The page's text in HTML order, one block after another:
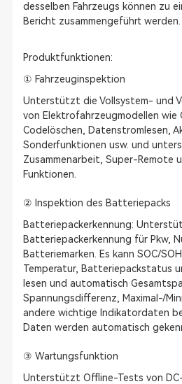
desselben Fahrzeugs können zu
Bericht zusammengeführt werden.
Produktfunktionen:
① Fahrzeuginspektion
Unterstützt die Vollsystem- und
von Elektrofahrzeugmodellen wie
Codelöschen, Datenstromlesen,
Sonderfunktionen usw. und
Zusammenarbeit, Super-Remote
Funktionen.
② Inspektion des Batteriepacks
Batteriepackerkennung:
Batteriepackerkennung für Pkw,
Batteriemarken. Es kann SOC/
Temperatur, Batteriepackstatus
lesen und automatisch
Spannungsdifferenz, Maximal-/
andere wichtige Indikatordaten
Daten werden automatisch
③ Wartungsfunktion
Unterstützt Offline-Tests von